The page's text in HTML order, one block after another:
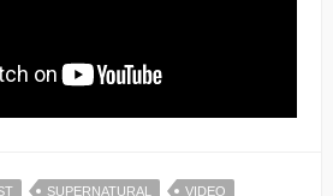
SUPERNATURAL VIDEO